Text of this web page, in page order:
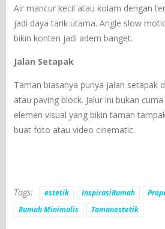
Air mancur kecil atau kolam dengan
jadi daya tarik utama. Angle slow
bikin konten jadi adem banget.
Jalan Setapak
Taman biasanya punya jalan setapak
atau paving block. Jalur ini bukan
elemen visual yang bikin taman
buat foto atau video cinematic.
Tags: estetik InspirasiRumah
Rumah Minimalis
Tamanestetik